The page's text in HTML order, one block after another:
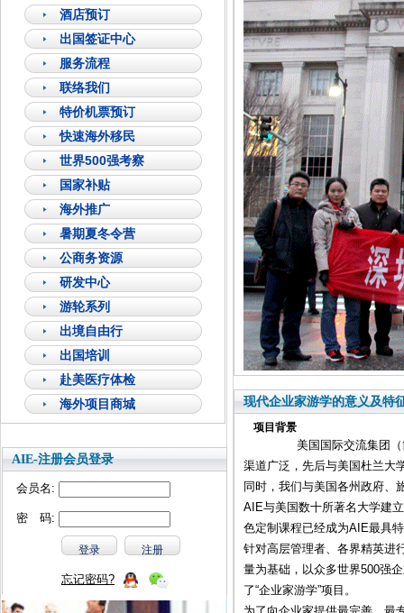
酒店预订
出国签证中心
服务流程
联络我们
特价机票预订
快速海外移民
世界500强考察
国家补贴
海外推广
暑期夏冬令营
公商务资源
研发中心
游轮系列
出境自由行
出国培训
赴美医疗体检
海外项目商城
AIE-注册会员登录
会员名:
密 码:
忘记密码?
现代企业家游学的意义及特
项目背景
美国国际交流集团
渠道广泛，先后与美国杜兰大
同时，我们与美国各州政府、
AIE与美国数十所著名大学建
色定制课程已经成为AIE最具
针对高层管理者、各界精英进
量为基础，以众多世界500强
了“企业家游学”项目。